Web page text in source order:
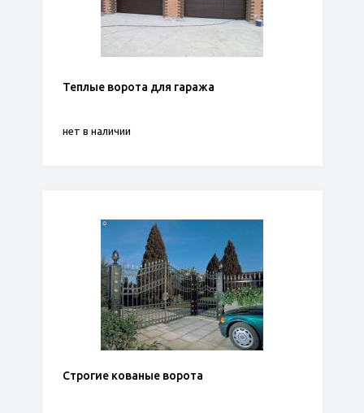
Теплые ворота для гаража
нет в наличии
Строгие кованые ворота